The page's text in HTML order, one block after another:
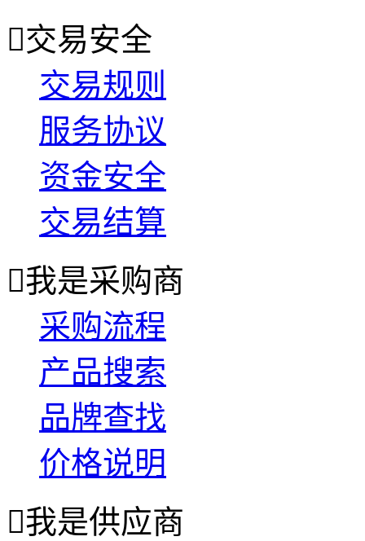
交易安全
交易规则
服务协议
资金安全
交易结算
我是采购商
采购流程
产品搜索
品牌查找
价格说明
我是供应商